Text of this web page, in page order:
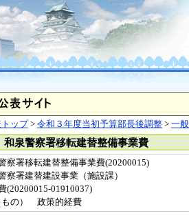
ップ> 令和３年度当初予算部長後調整> 一
泉警察署移転建替整備事業費
察署移転建替整備事業費(20200015)
察署建替建設事業（施設課）
(20200015-01910037)
もの） 政策的経費